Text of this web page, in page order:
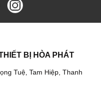
BỊ HÒA PHÁT
Tuệ, Tam Hiệp, Thanh